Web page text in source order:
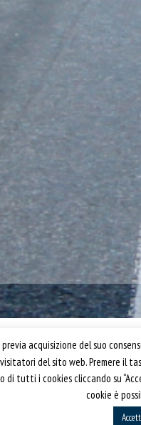
Via S.
acquisizione del suo
del sito web. Premere il
tutti i cookies cliccando su
cookie è